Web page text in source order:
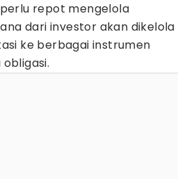
repot mengelola
dari investor akan dikelola
ke berbagai instrumen